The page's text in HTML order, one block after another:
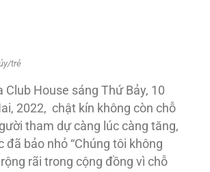
trẻ
Club House sáng Thứ Bảy, 10
2022, chật kín không còn chỗ
tham dự càng lúc càng tăng,
đã bảo nhỏ “Chúng tôi không
rãi trong cộng đồng vì chỗ